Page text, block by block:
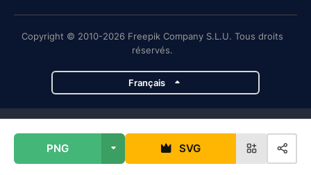
PNG SVG
Copyright © 2010-2026 Freepik Company S.L.U. Tous droits
réservés.
Français